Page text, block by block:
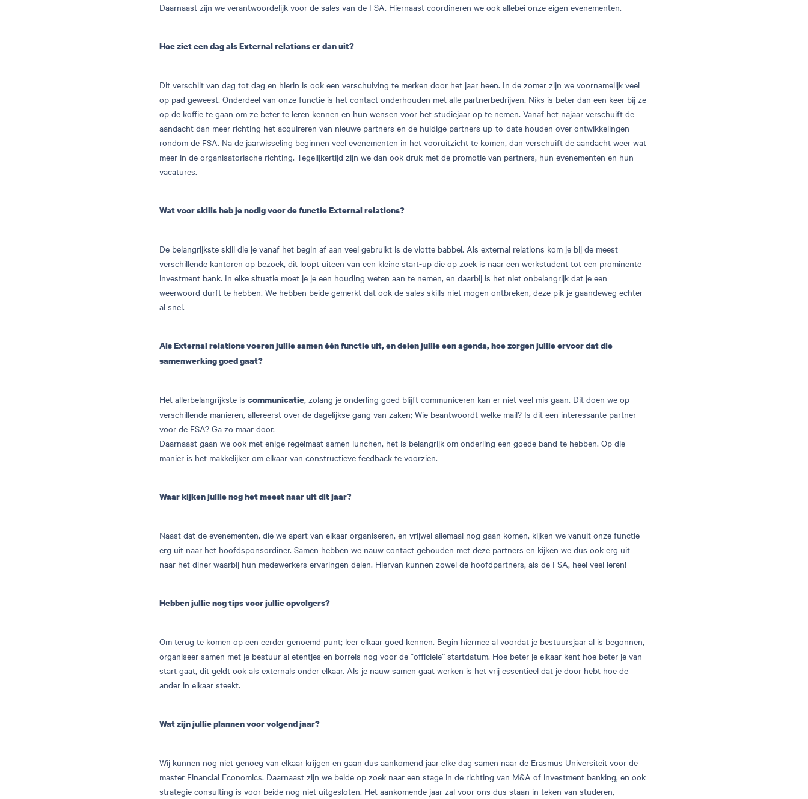
Daarnaast zijn we verantwoordelijk voor de sales van de FSA. Hiernaast coordineren we ook allebei onze eigen evenementen.
Hoe ziet een dag als External relations er dan uit?
Dit verschilt van dag tot dag en hierin is ook een verschuiving te merken door het jaar heen. In de zomer zijn we voornamelijk veel
op pad geweest. Onderdeel van onze functie is het contact onderhouden met alle partnerbedrijven. Niks is beter dan een keer bij ze
op de koffie te gaan om ze beter te leren kennen en hun wensen voor het studiejaar op te nemen. Vanaf het najaar verschuift de
aandacht dan meer richting het acquireren van nieuwe partners en de huidige partners up-to-date houden over ontwikkelingen
rondom de FSA. Na de jaarwisseling beginnen veel evenementen in het vooruitzicht te komen, dan verschuift de aandacht weer wat
meer in de organisatorische richting. Tegelijkertijd zijn we dan ook druk met de promotie van partners, hun evenementen en hun
vacatures.
Wat voor skills heb je nodig voor de functie External relations?
De belangrijkste skill die je vanaf het begin af aan veel gebruikt is de vlotte babbel. Als external relations kom je bij de meest
verschillende kantoren op bezoek, dit loopt uiteen van een kleine start-up die op zoek is naar een werkstudent tot een prominente
investment bank. In elke situatie moet je je een houding weten aan te nemen, en daarbij is het niet onbelangrijk dat je een
weerwoord durft te hebben. We hebben beide gemerkt dat ook de sales skills niet mogen ontbreken, deze pik je gaandeweg echter
al snel.
Als External relations voeren jullie samen één functie uit, en delen jullie een agenda, hoe zorgen jullie ervoor dat die
samenwerking goed gaat?
Het allerbelangrijkste iscommunicatie, zolang je onderling goed blijft communiceren kan er niet veel mis gaan. Dit doen we op
verschillende manieren, allereerst over de dagelijkse gang van zaken; Wie beantwoordt welke mail? Is dit een interessante partner
voor de FSA? Ga zo maar door.
Daarnaast gaan we ook met enige regelmaat samen lunchen, het is belangrijk om onderling een goede band te hebben. Op die
manier is het makkelijker om elkaar van constructieve feedback te voorzien.
Waar kijken jullie nog het meest naar uit dit jaar?
Naast dat de evenementen, die we apart van elkaar organiseren, en vrijwel allemaal nog gaan komen, kijken we vanuit onze functie
erg uit naar het hoofdsponsordiner. Samen hebben we nauw contact gehouden met deze partners en kijken we dus ook erg uit
naar het diner waarbij hun medewerkers ervaringen delen. Hiervan kunnen zowel de hoofdpartners, als de FSA, heel veel leren!
Hebben jullie nog tips voor jullie opvolgers?
Om terug te komen op een eerder genoemd punt; leer elkaar goed kennen. Begin hiermee al voordat je bestuursjaar al is begonnen,
organiseer samen met je bestuur al etentjes en borrels nog voor de “officiele” startdatum. Hoe beter je elkaar kent hoe beter je van
start gaat, dit geldt ook als externals onder elkaar. Als je nauw samen gaat werken is het vrij essentieel dat je door hebt hoe de
ander in elkaar steekt.
Wat zijn jullie plannen voor volgend jaar?
Wij kunnen nog niet genoeg van elkaar krijgen en gaan dus aankomend jaar elke dag samen naar de Erasmus Universiteit voor de
master Financial Economics. Daarnaast zijn we beide op zoek naar een stage in de richting van M&A of investment banking, en ook
strategie consulting is voor beide nog niet uitgesloten. Het aankomende jaar zal voor ons dus staan in teken van studeren,